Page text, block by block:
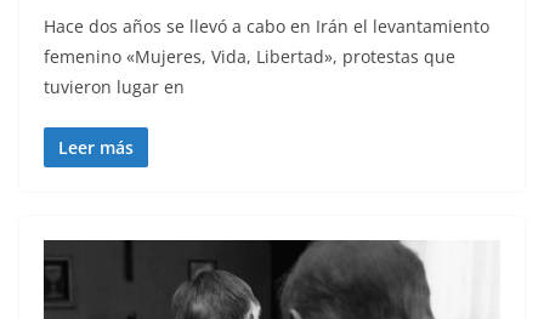
Hace dos años se llevó a cabo en Irán el levantamiento
femenino «Mujeres, Vida, Libertad», protestas que
tuvieron lugar en
Leer más